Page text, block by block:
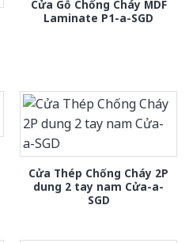
Cửa Gỗ Chống Cháy MDF
Laminate P1-a-SGD
Cửa Thép Chống Cháy 2P
dung 2 tay nam Cửa-a-
SGD